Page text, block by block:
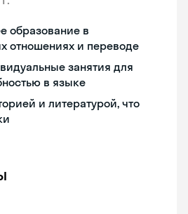
образование в
отношениях и переводе
занятия для
в языке
и литературой, что